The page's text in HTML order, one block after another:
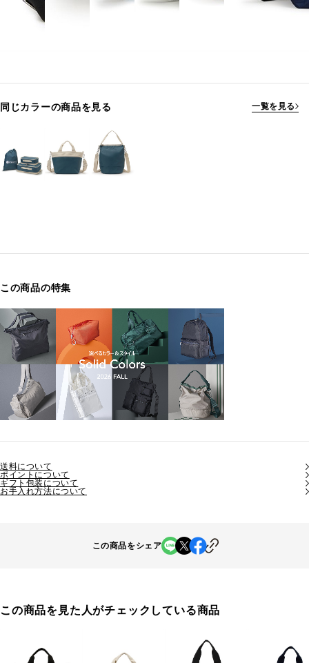
同じカラーの商品を見る 一覧を見る
この商品の特集
送料について
ポイントについて
ギフト包装について
お手入れ方法について
この商品をシェア
この商品を見た人がチェックしている商品